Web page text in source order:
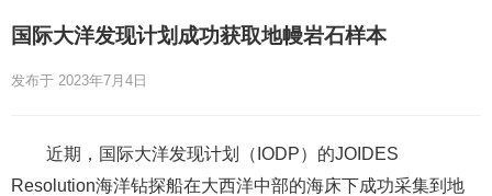
国际大洋发现计划成功获取地幔岩石样本
发布于 2023年7月4日
近期，国际大洋发现计划（IODP）的JOIDES
Resolution海洋钻探船在大西洋中部的海床下成功采集到地